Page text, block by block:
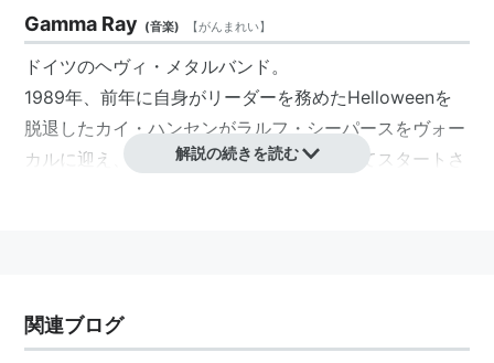
Gamma Ray (音楽) 【がんまれい】
ドイツのヘヴィ・メタルバンド。
1989年、前年に自身がリーダーを務めたHelloweenを
脱退したカイ・ハンセンがラルフ・シーパースをヴォー
カルに迎え、まずソロ・プロジェクトとしてスタートさ
カイが数年ぶりにヴォーカルに復帰し、1995年4thアル
バムを発表。
解説の続きを読む
関連ブログ